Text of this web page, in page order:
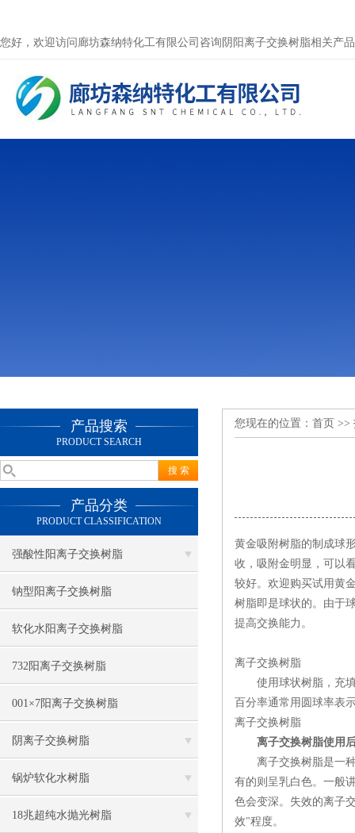
您好，欢迎访问廊坊森纳特化工有限公司咨询阴阳离子交换树脂相关产
产品搜索
PRODUCT SEARCH
产品分类
PRODUCT CLASSIFICATION
强酸性阳离子交换树脂
钠型阳离子交换树脂
软化水阳离子交换树脂
732阳离子交换树脂
001×7阳离子交换树脂
阴离子交换树脂
锅炉软化水树脂
18兆超纯水抛光树脂
您现在的位置： 首页 >>
黄金吸附树脂的制成球
收，吸附金明显，可以
较好。欢迎购买试用黄
树脂即是球状的。由于
提高交换能力。
离子交换树脂
使用球状树脂，充填
百分率通常用圆球率表
离子交换树脂
离子交换树脂使用
离子交换树脂是一种
有的则呈乳白色。一般
色会变深。失效的离子
效"程度。